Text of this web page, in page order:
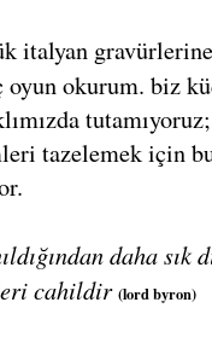
italyan
oyun okurum. biz
tazelemek için bu
daha
cahildir (lord byron)